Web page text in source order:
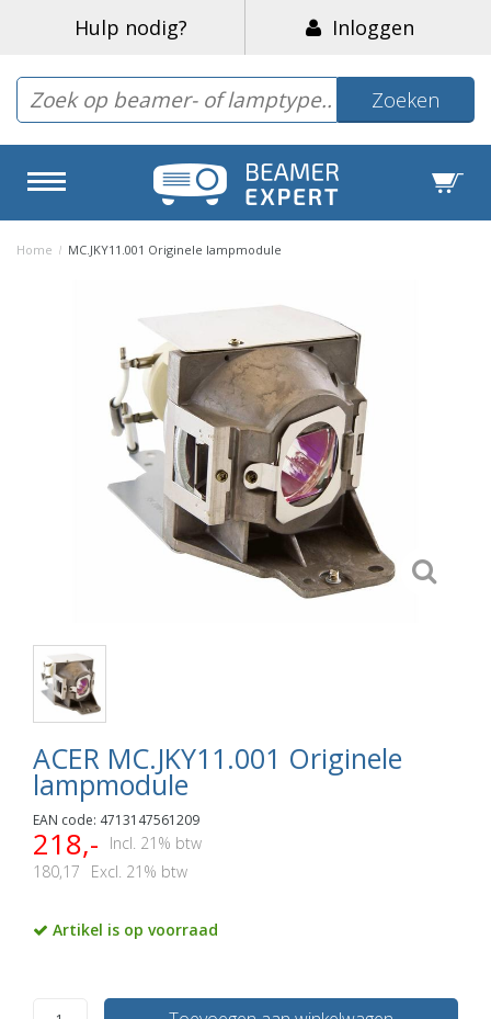
Hulp nodig? Inloggen
Zoeken
Home / MC.JKY11.001 Originele lampmodule
ACER MC.JKY11.001 Originele
lampmodule
EAN code: 4713147561209
218,-
Incl. 21% btw
180,17
Excl. 21% btw
Artikel is op voorraad